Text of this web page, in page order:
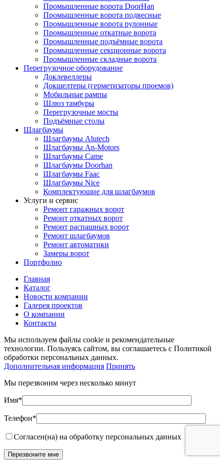
Промышленные ворота DoorHan
Промышленные ворота подвесные
Промышленные ворота рулонные
Промышленные откатные ворота
Промышленные подъёмные ворота
Промышленные секционные ворота
Промышленные складные ворота
Перегрузочное оборудование
Доклевеллеры
Докшелтеры (герметизаторы проемов)
Мобильные рампы
Шлюз тамбуры
Перегрузочные мосты
Подъёмные столы
Шлагбаумы
Шлагбаумы Alutech
Шлагбаумы An-Motors
Шлагбаумы Came
Шлагбаумы Doorhan
Шлагбаумы Faac
Шлагбаумы Nice
Комплектующие для шлагбаумов
Услуги и сервис
Ремонт гаражных ворот
Ремонт откатных ворот
Ремонт распашных ворот
Ремонт шлагбаумов
Ремонт автоматики
Замеры ворот
Портфолио
Главная
Каталог
Новости компании
Галерея проектов
О компании
Контакты
Мы используем файлы cookie и рекомендательные
технологии. Пользуясь сайтом, вы соглашаетесь с Политикой
обработки персональных данных.
Дополнительная информация Принять
Мы перезвоним через несколько минут
Имя*
Телефон*
Согласен(на) на обработку персональных данных